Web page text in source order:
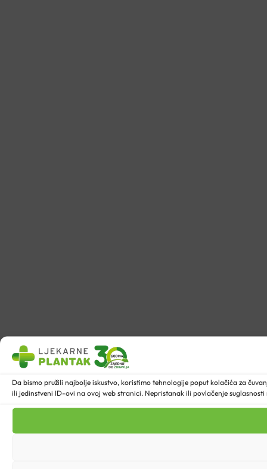
Da bismo pružili najbolje iskustvo, koristimo tehnologije poput kolačića za
ili jedinstveni ID-ovi na ovoj web stranici. Nepristanak ili povlačenje